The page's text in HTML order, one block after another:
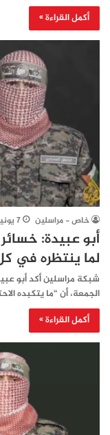
أكمل القراءة »
خاص - مراسلين 7 يونيو، 2025
أبو عبيدة:
لما ينتظره في
شبكة مراسلين أكد أبو
الجمعة، أن “ما يتكبده
أكمل القراءة »